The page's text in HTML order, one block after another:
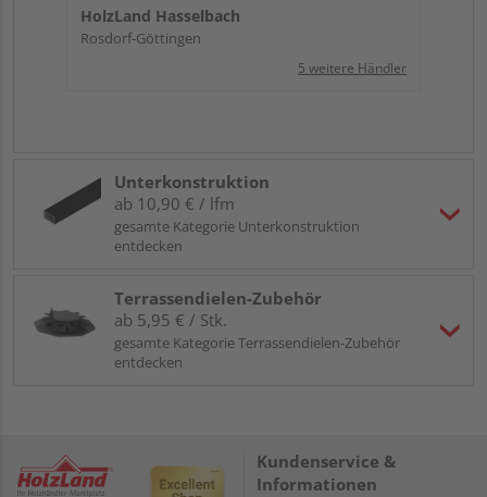
HolzLand Hasselbach
Rosdorf-Göttingen
5 weitere Händler
Unterkonstruktion
ab 10,90 € / lfm
gesamte Kategorie Unterkonstruktion
entdecken
Terrassendielen-Zubehör
ab 5,95 € / Stk.
gesamte Kategorie Terrassendielen-Zubehör
entdecken
Kundenservice &
Informationen